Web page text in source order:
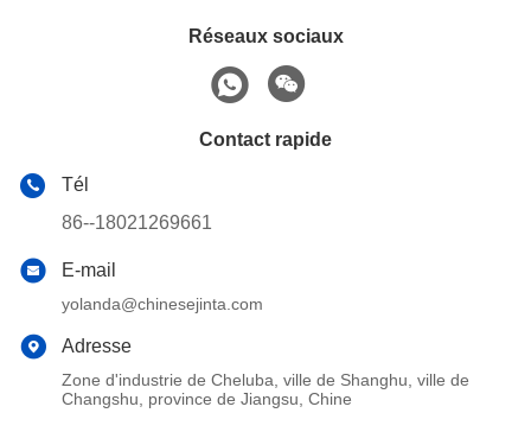
Réseaux sociaux
Contact rapide
Tél
86--18021269661
E-mail
yolanda@chinesejinta.com
Adresse
Zone d'industrie de Cheluba, ville de Shanghu, ville de
Changshu, province de Jiangsu, Chine